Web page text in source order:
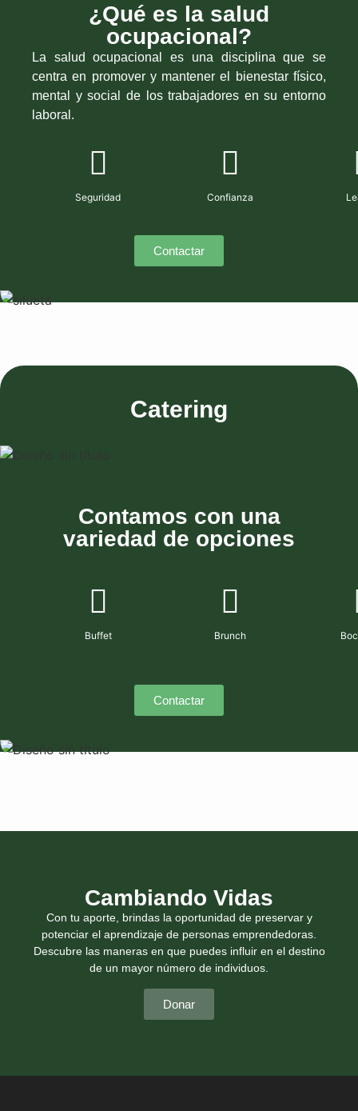
¿Qué es la salud
ocupacional?
La salud ocupacional es una disciplina que se
centra en promover y mantener el bienestar físico,
mental y social de los trabajadores en su entorno
laboral.
Seguridad Confianza
Contactar
Catering
Contamos con una
variedad de opciones
Buffet Brunch
Contactar
Cambiando Vidas
Con tu aporte, brindas la oportunidad de preservar y
potenciar el aprendizaje de personas emprendedoras.
Descubre las maneras en que puedes influir en el destino
de un mayor número de individuos.
Donar